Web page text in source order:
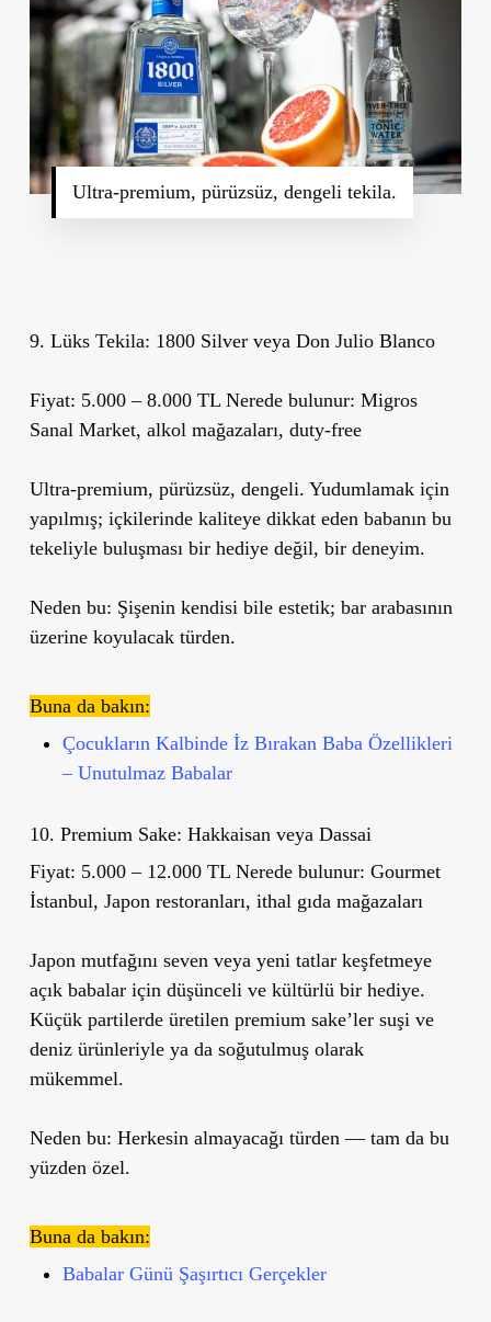
Ultra-premium, pürüzsüz, dengeli tekila.
9. Lüks Tekila: 1800 Silver veya Don Julio Blanco
Fiyat: 5.000 – 8.000 TL Nerede bulunur: Migros
Sanal Market, alkol mağazaları, duty-free
Ultra-premium, pürüzsüz, dengeli. Yudumlamak için
yapılmış; içkilerinde kaliteye dikkat eden babanın bu
tekeliyle buluşması bir hediye değil, bir deneyim.
Neden bu: Şişenin kendisi bile estetik; bar arabasının
üzerine koyulacak türden.
Buna da bakın:
Çocukların Kalbinde İz Bırakan Baba Özellikleri
– Unutulmaz Babalar
10. Premium Sake: Hakkaisan veya Dassai
Fiyat: 5.000 – 12.000 TL Nerede bulunur: Gourmet
İstanbul, Japon restoranları, ithal gıda mağazaları
Japon mutfağını seven veya yeni tatlar keşfetmeye
açık babalar için düşünceli ve kültürlü bir hediye.
Küçük partilerde üretilen premium sake’ler suşi ve
deniz ürünleriyle ya da soğutulmuş olarak
mükemmel.
Neden bu: Herkesin almayacağı türden — tam da bu
yüzden özel.
Buna da bakın:
Babalar Günü Şaşırtıcı Gerçekler